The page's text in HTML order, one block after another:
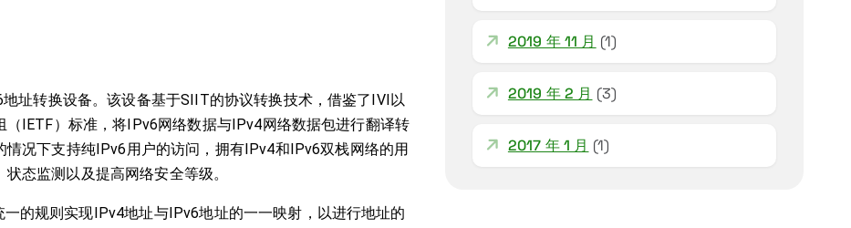
址转换设备。该设备基于SIIT的协议转换技术，借鉴了IVI以
IETF）标准，将IPv6网络数据与IPv4网络数据包进行翻译转
况下支持纯IPv6用户的访问，拥有IPv4和IPv6双栈网络的用
态监测以及提高网络安全等级。
的规则实现IPv4地址与IPv6地址的一一映射，以进行地址的
2019 年 11 月 (1)
2019 年 2 月 (3)
2017 年 1 月 (1)